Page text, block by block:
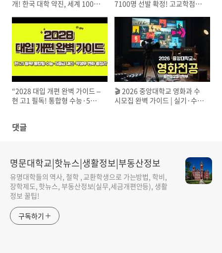
개! 한국 대학 약진, 세계 100위
7100명 선발 확정! 고교학점제
“2028 대입 개편 완벽 가이드 –
현 고1 필독! 통합형 수능·5등
🎬 2026 중앙대학교 영화과 수
시모집 완벽 가이드 | 실기·수능
댓글
명문대학교|핫뉴스|생활정보|부동산정보
유명대학들의 역사, 철학 , 교환학생으로 가는방법, 학비,
장학제도, 핫뉴스, 부동산정보(실무,세금개편안등), 생활
정보 꿀팁!
구독하기